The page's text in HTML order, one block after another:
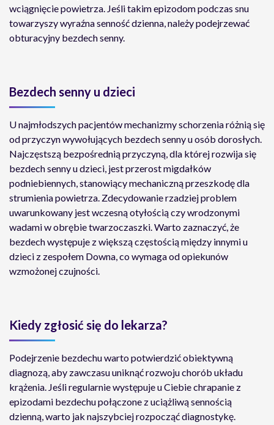
wciągnięcie powietrza. Jeśli takim epizodom podczas snu
towarzyszy wyraźna senność dzienna, należy podejrzewać
obturacyjny bezdech senny.
Bezdech senny u dzieci
U najmłodszych pacjentów mechanizmy schorzenia różnią się
od przyczyn wywołujących bezdech senny u osób dorosłych.
Najczęstszą bezpośrednią przyczyną, dla której rozwija się
bezdech senny u dzieci, jest przerost migdałków
podniebiennych, stanowiący mechaniczną przeszkodę dla
strumienia powietrza. Zdecydowanie rzadziej problem
uwarunkowany jest wczesną otyłością czy wrodzonymi
wadami w obrębie twarzoczaszki. Warto zaznaczyć, że
bezdech występuje z większą częstością między innymi u
dzieci z zespołem Downa, co wymaga od opiekunów
wzmożonej czujności.
Kiedy zgłosić się do lekarza?
Podejrzenie bezdechu warto potwierdzić obiektywną
diagnozą, aby zawczasu uniknąć rozwoju chorób układu
krążenia. Jeśli regularnie występuje u Ciebie chrapanie z
epizodami bezdechu połączone z uciążliwą sennością
dzienną, warto jak najszybciej rozpocząć diagnostykę.